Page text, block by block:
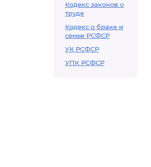
Кодекс законов о
труде
Кодекс о браке и
семье РСФСР
УК РСФСР
УПК РСФСР